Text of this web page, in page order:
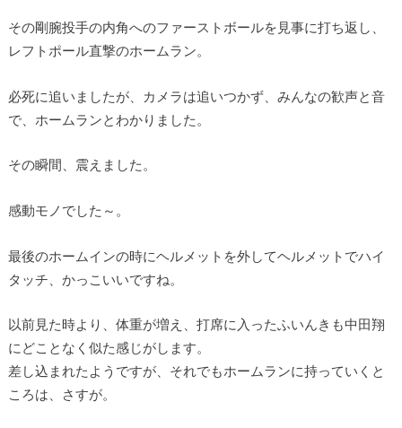
その剛腕投手の内角へのファーストボールを見事に打ち返し、
レフトポール直撃のホームラン。
必死に追いましたが、カメラは追いつかず、みんなの歓声と音
で、ホームランとわかりました。
その瞬間、震えました。
感動モノでした～。
最後のホームインの時にヘルメットを外してヘルメットでハイ
タッチ、かっこいいですね。
以前見た時より、体重が増え、打席に入ったふいんきも中田翔
にどことなく似た感じがします。
差し込まれたようですが、それでもホームランに持っていくと
ころは、さすが。